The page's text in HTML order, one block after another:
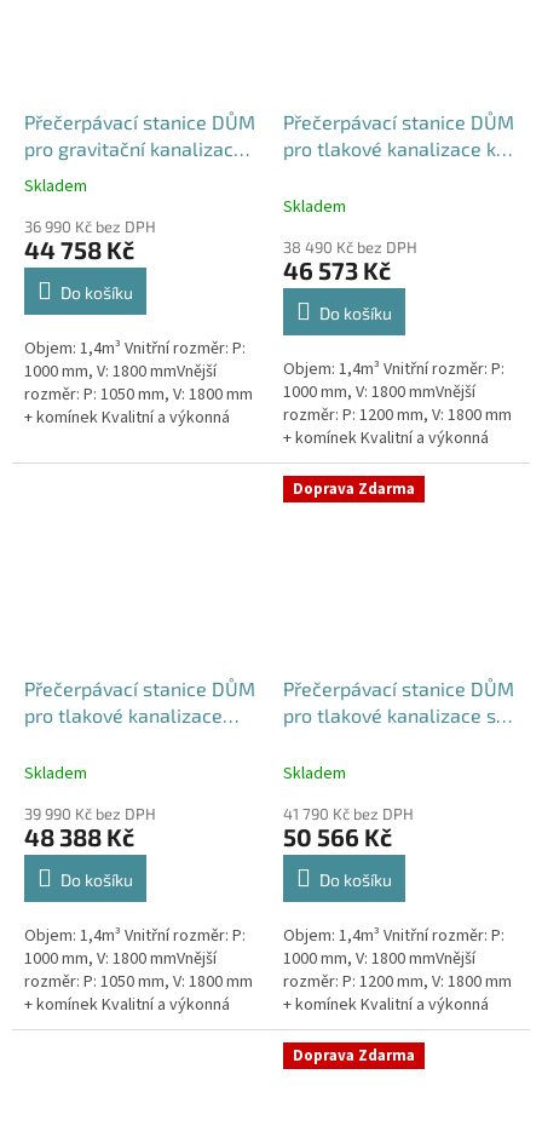
Přečerpávací stanice DŮM
pro gravitační kanalizace
samonosná - nádrž 1,4m3
Průměrné
produktu
je
5,0
hvězdiček.
Skladem
36 990 Kč bez DPH
44 758 Kč
Do košíku
Objem: 1,4m³ Vnitřní rozměr: P:
1000 mm, V: 1800 mmVnější
rozměr: P: 1050 mm, V: 1800 mm
+ komínek Kvalitní a výkonná
rodinným domům,
Přečerpávací stanice DŮM
pro tlakové kanalizace k
Skladem
38 490 Kč bez DPH
46 573 Kč
Do košíku
Objem: 1,4m³ Vnitřní rozměr: P:
1000 mm, V: 1800 mmVnější
rozměr: P: 1200 mm, V: 1800 mm
+ komínek Kvalitní a výkonná
přečerpávací stanice k
rodinným domům,
provozovnám,...
Přečerpávací stanice DŮM
pro tlakové kanalizace
Skladem
39 990 Kč bez DPH
48 388 Kč
Do košíku
Objem: 1,4m³ Vnitřní rozměr: P:
1000 mm, V: 1800 mmVnější
rozměr: P: 1050 mm, V: 1800 mm
+ komínek Kvalitní a výkonná
přečerpávací stanice k
Doprava Zdarma
Přečerpávací stanice DŮM
pro tlakové kanalizace se
obetonování - nádrž 1,4m3
Skladem
41 790 Kč bez DPH
50 566 Kč
Do košíku
Objem: 1,4m³ Vnitřní rozměr: P:
1000 mm, V: 1800 mmVnější
rozměr: P: 1200 mm, V: 1800 mm
+ komínek Kvalitní a výkonná
přečerpávací stanice k
rodinným domům,
provozovnám,...
Doprava Zdarma